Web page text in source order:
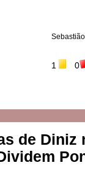
1 0
de Diniz